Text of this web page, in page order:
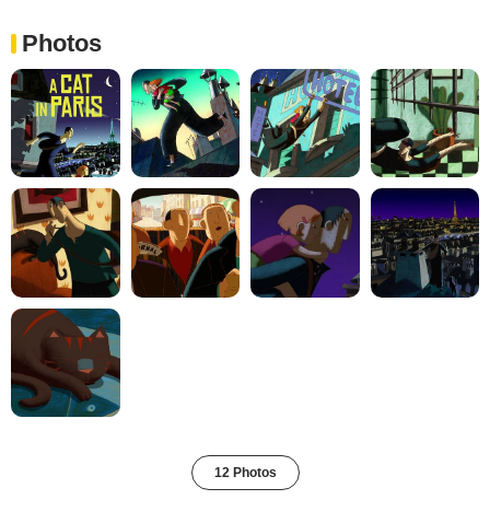
Photos
12 Photos